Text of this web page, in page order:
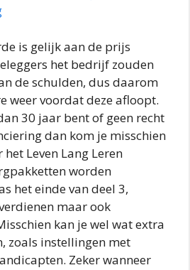
is gelijk aan de prijs
het bedrijf zouden
de schulden, dus daarom
weer voordat deze afloopt.
30 jaar bent of geen recht
dan kom je misschien
Leven Lang Leren
worden
het einde van deel 3,
maar ook
kan je wel wat extra
zoals instellingen met
Zeker wanneer